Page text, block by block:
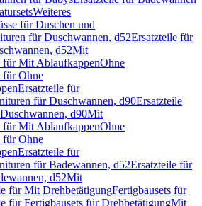
Weiteres
für Duschen und
für Duschwannen, d52Ersatzteile für
d52Mit
für Mit AblaufkappenOhne
für Ohne
Ersatzteile für
für Duschwannen, d90Ersatzteile
d90Mit
für Mit AblaufkappenOhne
für Ohne
Ersatzteile für
für Badewannen, d52Ersatzteile für
d52Mit
für Mit DrehbetätigungFertigbausets für
für Fertigbausets für DrehbetätigungMit